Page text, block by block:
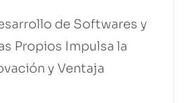
de Softwares y
Propios Impulsa la
y Ventaja